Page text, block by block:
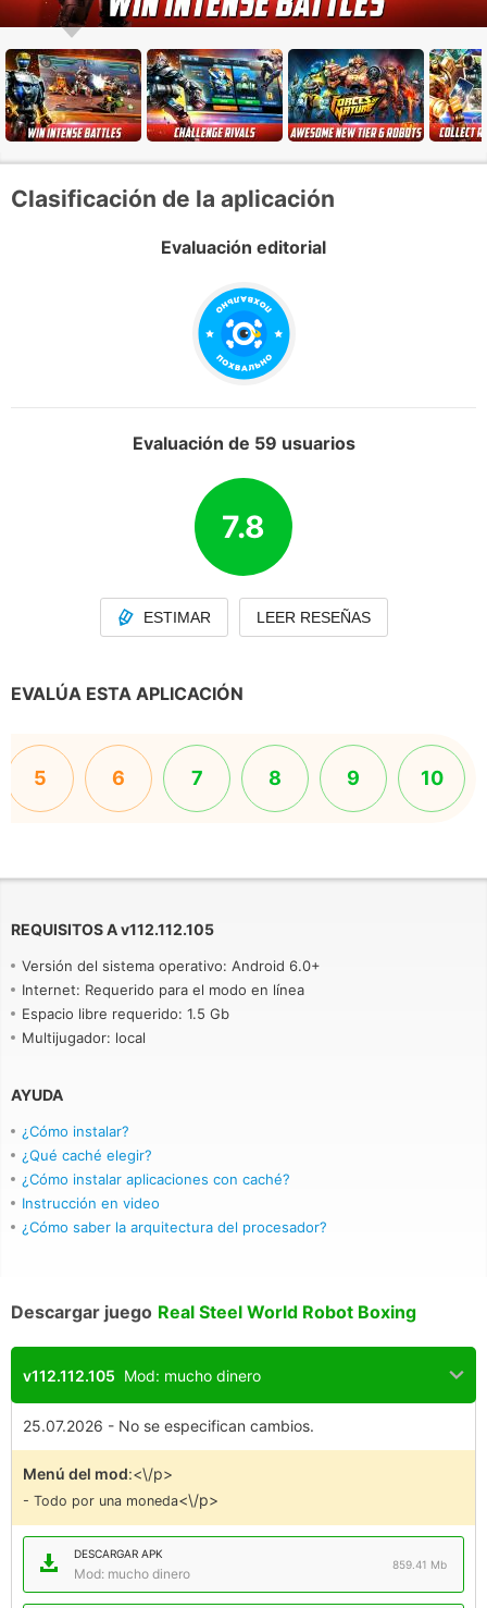
Clasificación de la aplicación
Evaluación editorial
Evaluación de 59 usuarios
7.8
ESTIMAR LEER RESEÑAS
EVALÚA ESTA APLICACIÓN
5 6 7 8 9 10
REQUISITOS Av112.112.105
Versión del sistema operativo: Android 6.0+
Internet: Requerido para el modo en línea
Espacio libre requerido: 1.5 Gb
Multijugador: local
AYUDA
¿Cómo instalar?
¿Qué caché elegir?
¿Cómo instalar aplicaciones con caché?
Instrucción en video
¿Cómo saber la arquitectura del procesador?
Descargar juego Real Steel World Robot Boxing
v112.112.105 Mod: mucho dinero
25.07.2026 - No se especifican cambios.
Menú del mod:<\/p>
- Todo por una moneda<\/p>
DESCARGAR APK
Mod: mucho dinero
859.41 Mb